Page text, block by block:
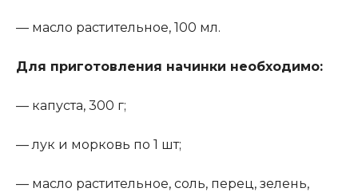
— масло растительное, 100 мл.
Для приготовления начинки необходимо:
— капуста, 300 г;
— лук и морковь по 1 шт;
— масло растительное, соль, перец, зелень,